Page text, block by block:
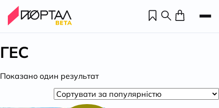
ГЕС
Показано один результат